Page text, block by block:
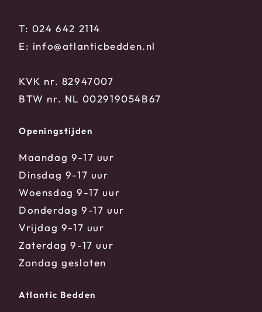
T: 024 642 2114
E: info@atlanticbedden.nl
KVK nr. 82947007
BTW nr. NL 002919054B67
Openingstijden
Maandag 9-17 uur
Dinsdag 9-17 uur
Woensdag 9-17 uur
Donderdag 9-17 uur
Vrijdag 9-17 uur
Zaterdag 9-17 uur
Zondag gesloten
Atlantic Bedden